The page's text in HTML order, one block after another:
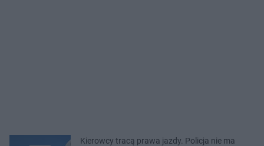
Kierowcy tracą prawa jazdy. Policja nie ma